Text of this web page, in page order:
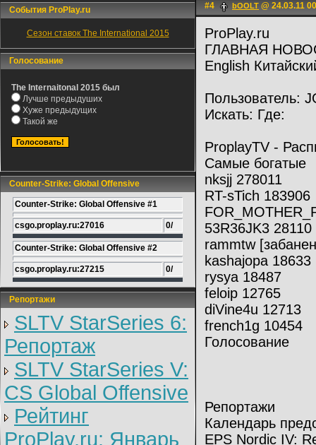
События ProPlay.ru
Сезон ставок The International 2015
Голосование
The Internaitonal 2015 был
Лучше предыдуших
Хуже предыдущих
Такой же
Counter-Strike: Global Offensive
Counter-Strike: Global Offensive #1
csgo.proplay.ru:27016 0/
Counter-Strike: Global Offensive #2
csgo.proplay.ru:27215 0/
Репортажи
SLTV StarSeries 6:
Репортаж
SLTV StarSeries V:
CS Global Offensive
Рейтинг
ProPlay.ru: Январь
#4 bOOLT @ 24.03.11
ProPlay.ru
ГЛАВНАЯ
English
Пользователь:
Искать: Где:
ProplayTV -
Самые богатые
nksjj 278011
RT-sTich 183906
53R36JK3 28110
rammtw
kashajopa 18633
rysya 18487
feloip 12765
diVine4u 12713
french1g 10454
Голосование
Репортажи
Календарь
EPS Nordic IV: